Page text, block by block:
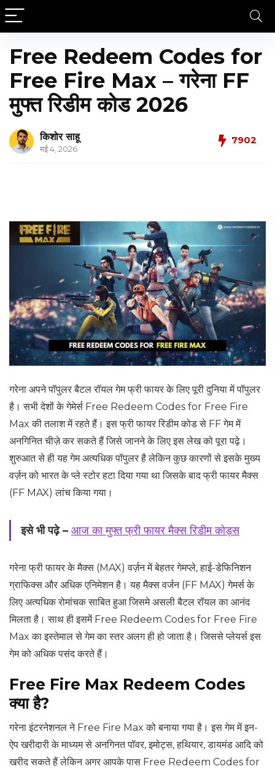
Free Redeem Codes for
Free Fire Max – गरेना FF
मुफ्त रिडीम कोड 2026
किशोर साहू
मई 4, 2026
7902
गरेना अपने पॉपुलर बैटल रॉयल गेम फ्री फायर के लिए पूरी दुनिया में पॉपुलर
है। सभी देशों के गेमेर्स Free Redeem Codes for Free Fire
Max की तलाश में रहते हैं। इस फ्री फायर रिडीम कोड से FF गेम में
अनगिनित चीज़े कर सकते हैं जिसे जानने के लिए इस लेख को पूरा पढ़े।
शुरुआत से ही यह गेम अत्यधिक पॉपुलर है लेकिन कुछ कारणों से इसके मुख्य
वर्ज़न को भारत के प्ले स्टोर हटा दिया गया था जिसके बाद फ्री फायर मैक्स
(FF MAX) लांच किया गया।
इसे भी पढ़े – आज का मुफ्त फ्री फायर मैक्स रिडीम कोड्स
गरेना फ्री फायर के मैक्स (MAX) वर्ज़न में बेहतर गेमप्ले, हाई-डेफिनिशन
ग्राफिक्स और अधिक एनिमेशन है। यह मैक्स वर्जन (FF MAX) गेमर्स के
लिए अत्यधिक रोमांचक साबित हुआ जिसमे असली बैटल रॉयल का आनंद
मिलता है। साथ ही इसमें Free Redeem Codes for Free Fire
Max का इस्तेमाल से गेम का स्तर अलग ही हो जाता है। जिससे प्लेयर्स इस
गेम को अधिक पसंद करते हैं।
Free Fire Max Redeem Codes
क्या है?
गरेना इंटरनेशनल ने Free Fire Max को बनाया गया है। इस गेम में इन-
ऐप खरीदारी के माध्यम से अनगिनत पॉवर, इमोट्स, हथियार, डायमंड आदि को
खरीद सकते हैं लेकिन अगर आपके पास Free Redeem Codes for